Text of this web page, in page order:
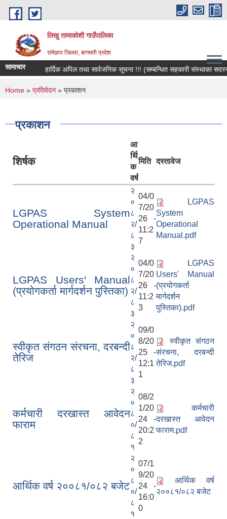
Skip to main content
लिखु तामाकोशी गाउँपालिका
रामेछाप जिल्ला, बागमती प्रदेश
सामाचार हार्दिक अपिल तथा सार्वजनिक सूचना !!! (सम्बन्धित सहकारी संस्थाका सदस्य,
You are here
Home » प्रतिवेदन » प्रकाशन
प्रकाशन
शिर्षक
आ
र्थि
क
वर्ष
मिति दस्तावेज
LGPAS System
Operational Manual
२
०
८
२/
८
३
04/0
7/20
26 -
11:2
7
LGPAS
System
Operational
Manual.pdf
LGPAS Users' Manual
(प्रयोगकर्ता मार्गदर्शन पुस्तिका)
२
०
८
२/
८
३
04/0
7/20
26 -
11:2
3
LGPAS
Users' Manual
(प्रयोगकर्ता
मार्गदर्शन
पुस्तिका).pdf
स्वीकृत संगठन संरचना, दरबन्दी
तेरिज
२
०
८
२/
८
३
09/0
8/20
25 -
12:1
1
स्वीकृत संगठन
संरचना, दरबन्दी
तेरिज.pdf
कर्मचारी दरखास्त आवेदन
फाराम
२
०
८
०/
८
१
08/2
1/20
24 -
20:2
2
कर्मचारी
दरखास्त आवेदन
फाराम.pdf
आर्थिक वर्ष २००८१/०८२ बजेट
२
०
८
०/
८
१
07/1
9/20
24 -
16:0
0
आर्थिक वर्ष
२००८१/०८२ बजेट